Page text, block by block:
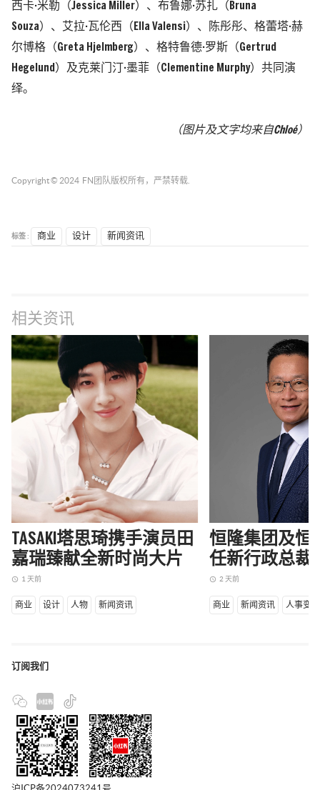
西卡·米勒（Jessica Miller）、布鲁娜·苏扎（Bruna
Souza）、艾拉·瓦伦西（Ella Valensi）、陈彤彤、格蕾塔·赫
尔博格（Greta Hjelmberg）、格特鲁德·罗斯（Gertrud
Hegelund）及克莱门汀·墨菲（Clementine Murphy）共同演
绎。
（图片及文字均来自Chloé）
Copyright © 2024 FN团队 版权所有，严禁转载.
标签 : 商业 设计 新闻资讯
相关资讯
TASAKI塔思琦携手演员田
嘉瑞臻献全新时尚大片
access_time 1 天前
商业 设计 人物 新闻资讯
恒隆集团及恒
任新行政总裁
access_time 2 天前
商业 新闻资讯 人事变动
订阅我们
沪ICP备2024073241号